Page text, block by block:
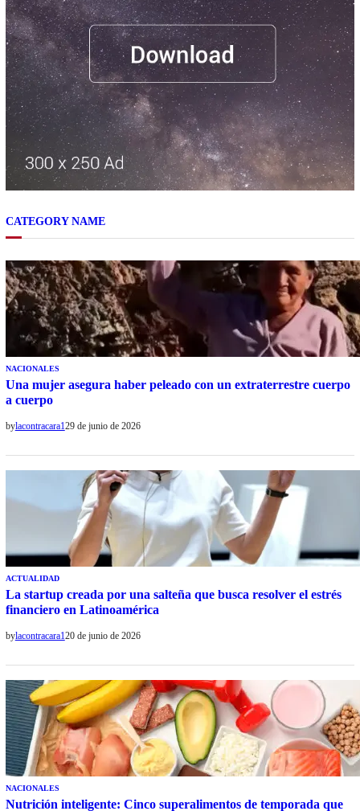
CATEGORY NAME
NACIONALES
Una mujer asegura haber peleado con un extraterrestre cuerpo
a cuerpo
bylacontracara129 de junio de 2026
ACTUALIDAD
La startup creada por una salteña que busca resolver el estrés
financiero en Latinoamérica
bylacontracara120 de junio de 2026
NACIONALES
Nutrición inteligente: Cinco superalimentos de temporada que